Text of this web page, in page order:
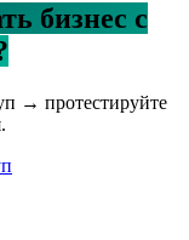
бизнес с
→ протестируйте